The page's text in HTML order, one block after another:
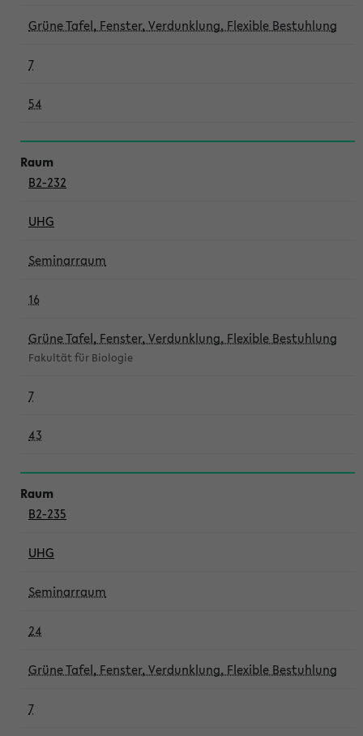
Grüne Tafel, Fenster, Verdunklung, Flexible Bestuhlung
7
54
B2-232
UHG
Seminarraum
16
Grüne Tafel, Fenster, Verdunklung, Flexible Bestuhlung
Fakultät für Biologie
7
43
B2-235
UHG
Seminarraum
24
Grüne Tafel, Fenster, Verdunklung, Flexible Bestuhlung
7